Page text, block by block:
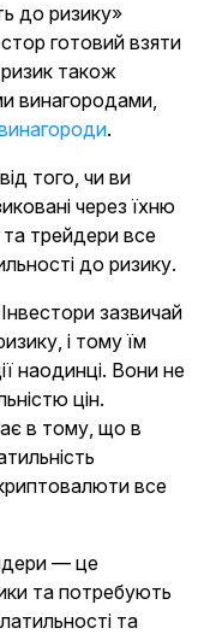
до ризику»
готовий взяти
також
винагородами,
.
того, чи ви
через їхню
та трейдери все
до ризику.
зазвичай
і тому їм
наодинці. Вони не
цін.
в тому, що в
все
— це
та потребують
та